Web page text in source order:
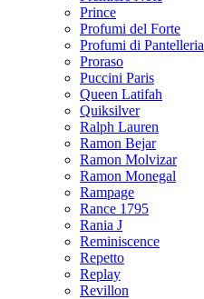
Prince
Profumi del Forte
Profumi di Pantelleria
Proraso
Puccini Paris
Queen Latifah
Quiksilver
Ralph Lauren
Ramon Bejar
Ramon Molvizar
Ramon Monegal
Rampage
Rance 1795
Rania J
Reminiscence
Repetto
Replay
Revillon